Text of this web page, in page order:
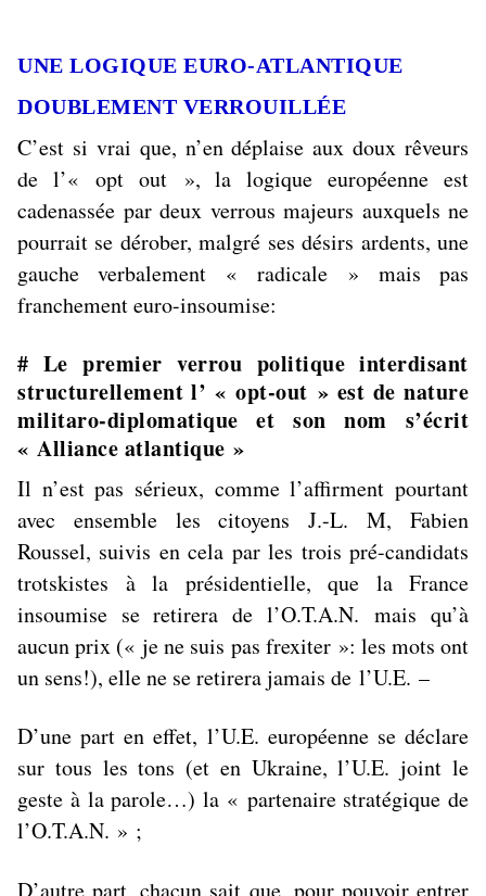
UNE LOGIQUE EURO-ATLANTIQUE
DOUBLEMENT VERROUILLÉE
C’est si vrai que, n’en déplaise aux doux rêveurs
de l’« opt out», la logique européenne est
cadenassée par deux verrous majeurs auxquels ne
pourrait se dérober, malgré ses désirs ardents, une
gauche verbalement « radicale » mais pas
franchement euro-insoumise:
# Le premier verrou politique interdisant
structurellement l’ « opt-out » est de nature
militaro-diplomatique et son nom s’écrit
« Alliance atlantique »
Il n’est pas sérieux, comme l’affirment pourtant
avec ensemble les citoyens J.-L. M, Fabien
Roussel, suivis en cela par les trois pré-candidats
trotskistes à la présidentielle, que la France
insoumise se retirera de l’O.T.A.N.mais qu’à
aucun prix (« je ne suis pas frexiter »: les mots ont
un sens!), elle ne se retirera jamais de l’U.E. –
D’une part en effet, l’U.E. européenne se déclare
sur tous les tons (et en Ukraine, l’U.E. joint le
geste à la parole…) la « partenaire stratégique de
l’O.T.A.N. » ;
D’autre part, chacun sait que, pour pouvoir entrer